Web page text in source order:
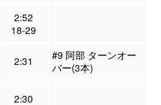
2:52
18-29
2:31
#9 阿部 ターンオー
バー(3本)
2:30